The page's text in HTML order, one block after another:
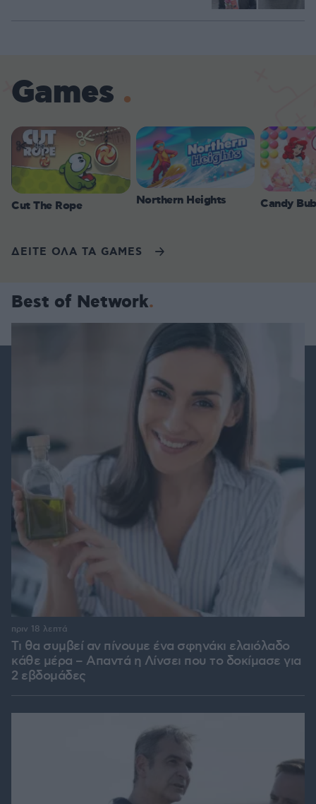
Games
Cut The Rope Northern Heights Candy
ΔΕΙΤΕ ΟΛΑ ΤΑ GAMES
Best of Network
Τι θα συμβεί αν πίνουμε ένα σφηνάκι ελαιόλαδο
κάθε μέρα – Απαντά η Λίνσει που το δοκίμασε για
2 εβδομάδες
πριν 18 λεπτά